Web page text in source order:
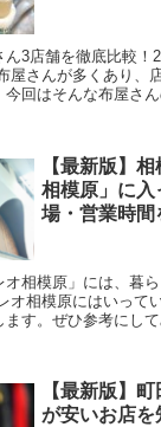
3店舗を徹底比較！
今回はそんな布屋さ
【最新版】
相模原」に入
場・営業時間
相模原」には、暮
す。ぜひ参考にしてみ
【最新版】
が安いお店を